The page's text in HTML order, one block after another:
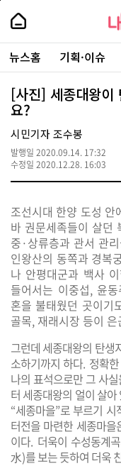
본
로
가
내
손
안
에
서
울
-
서
울
시
대
표
소
통
포
내
손
에
울
주
요
서
뉴스홈 기획·이슈
[사진] 세종대왕이
요?
시민기자 조수봉
발행일 2020.09.14. 17:32
수정일 2020.12.28. 16:03
조선시대 한양 도성 안
바 권문세족들이 살던
중·상류층과 관서 관
인왕산의 동쪽과 경복
나 안평대군과 백사
들어서는 이중섭, 윤동
혼을 불태웠던 곳이기
골목, 재래시장 등이
그런데 세종대왕의 탄생
소하기까지 하다. 정확
나의 표석으로만 그 사
터 세종대왕의 얼이 살
“세종마을”로 부르기 시
터전을 마련한 세종마
이다. 더욱이 수성동계
水)를 보는 듯하여 더욱
페
상
단
로